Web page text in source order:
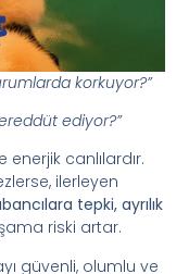
korkuyor?”
ediyor?”
canlılardır.
ilerleyen
tepki, ayrılık
riski artar.
güvenli, olumlu ve